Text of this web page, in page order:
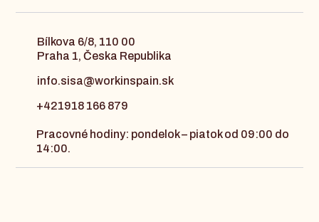
Bílkova 6/8, 110 00
Praha 1, Česka Republika
info.sisa@workinspain.sk
+421918 166 879
Pracovné hodiny: pondelok – piatok od 09:00 do
14:00.